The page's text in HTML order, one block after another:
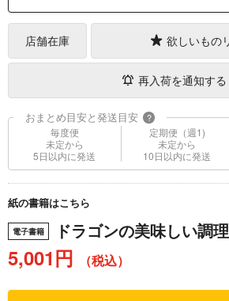
店舗在庫 欲しいもの
再入荷を通知する
おまとめ目安と発送目安 ?
毎度便
未定から
5日以内に発送
定期便（週1)
未定から
10日以内に発送
紙の書籍はこちら
電子書籍 ドラゴンの美味しい調
5,001円 （税込）